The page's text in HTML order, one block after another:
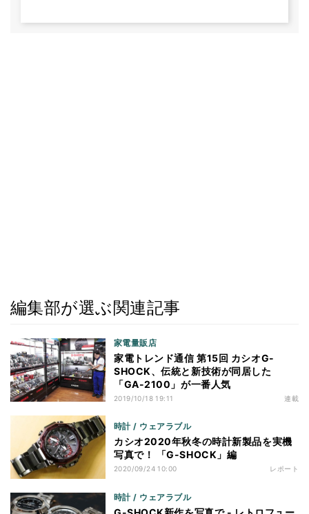
編集部が選ぶ関連記事
家電量販店
家電トレンド通信 第15回 カシオG-
SHOCK、伝統と新技術が同居した
「GA-2100」が一番人気
2019/10/18 19:11 連載
時計 / ウェアラブル
カシオ2020年秋冬の時計新製品を実機
写真で！ 「G-SHOCK」編
2020/09/24 10:00 レポート
時計 / ウェアラブル